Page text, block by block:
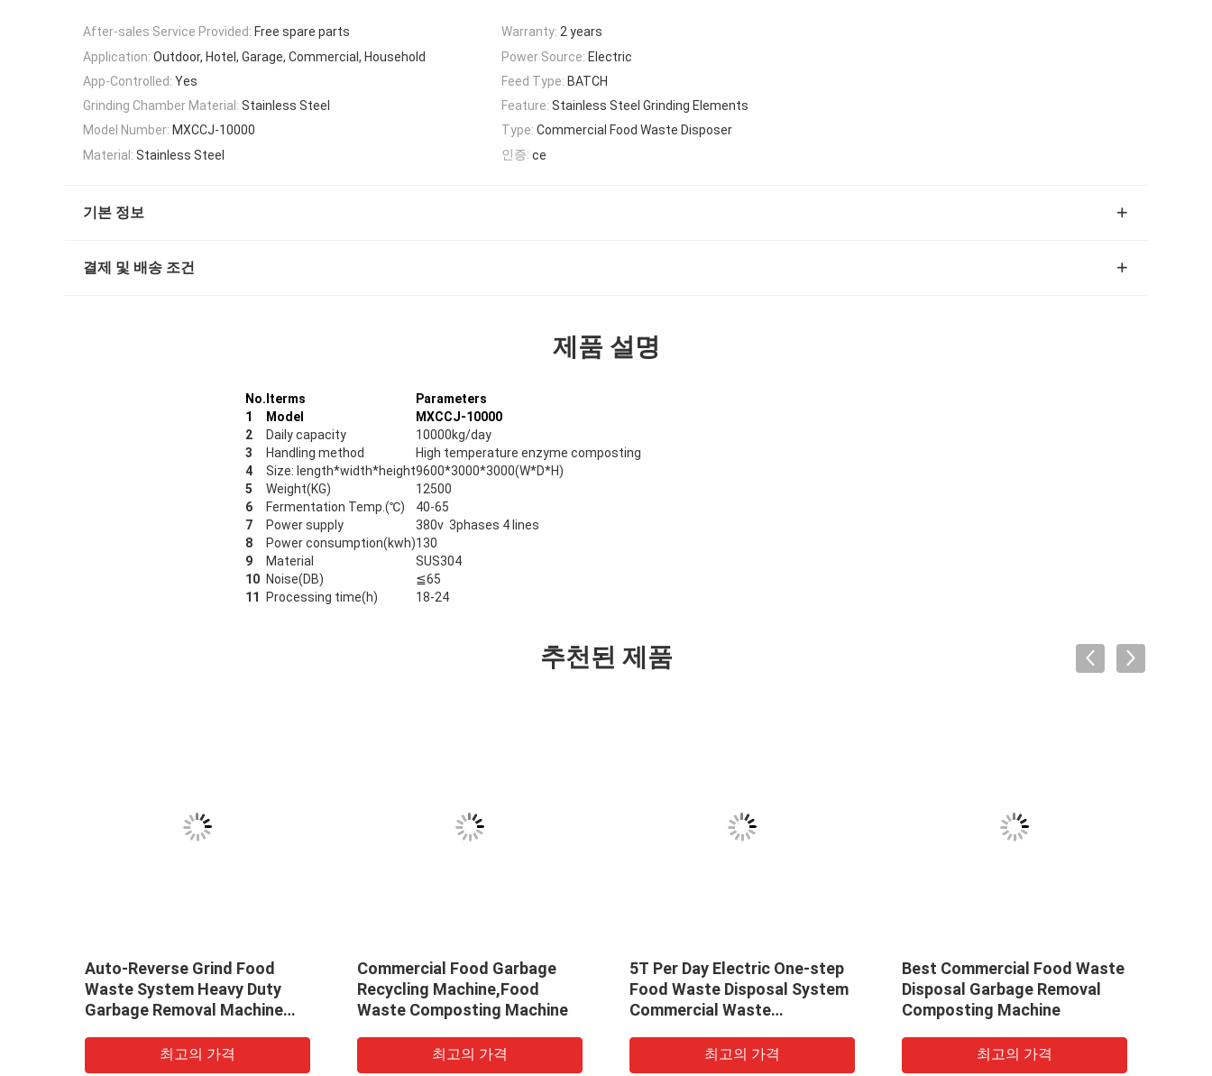
After-sales Service Provided: Free spare parts Warranty: 2 years
Application: Outdoor, Hotel, Garage, Commercial, Household Power Source: Electric
App-Controlled: Yes Feed Type: BATCH
Grinding Chamber Material: Stainless Steel Feature: Stainless Steel Grinding Elements
Model Number: MXCCJ-10000 Type: Commercial Food Waste Disposer
Material: Stainless Steel 인증: ce
기본 정보
결제 및 배송 조건
제품 설명
No. Iterms
Parameters
1
Model
MXCCJ-10000
2
Daily capacity
10000kg/day
3
Handling method
High temperature enzyme composting
4
Size: length*width*height9600*3000*3000(W*D*H)
5
Weight(KG)
12500
6
Fermentation Temp.(℃)
40-65
7
Power supply
380v 3phases 4 lines
8
Power consumption(kwh)130
9
Material
SUS304
10 Noise(DB)
≦65
11
Processing time(h) 18-24
추천된 제품
Auto-Reverse Grind Food
Waste System Heavy Duty
Garbage Removal Machine
Composting Machine
최고의 가격
Commercial Food Garbage
Recycling Machine,Food
Waste Composting Machine
최고의 가격
5T Per Day Electric One-step
Food Waste Disposal System
Commercial Waste
최고의 가격
Best Commercial Food Waste
Disposal Garbage Removal
Composting Machine
최고의 가격